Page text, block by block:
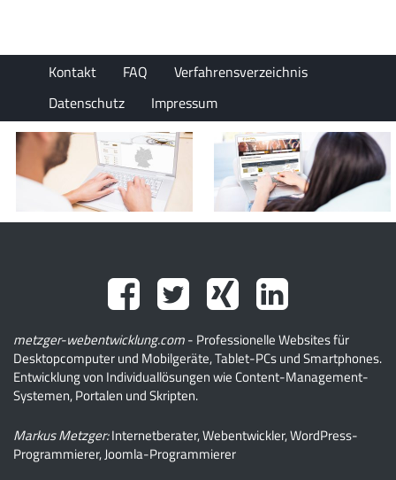
Kontakt FAQ
Verfahrensverzeichnis
Datenschutz
Impressum
metzger-webentwicklung.com- Professionelle Websites für
Desktopcomputer und Mobilgeräte, Tablet-PCs und Smartphones.
Entwicklung von Individuallösungen wie Content-Management-
Systemen, Portalen und Skripten.
Markus Metzger:Internetberater, Webentwickler, WordPress-
Programmierer, Joomla-Programmierer